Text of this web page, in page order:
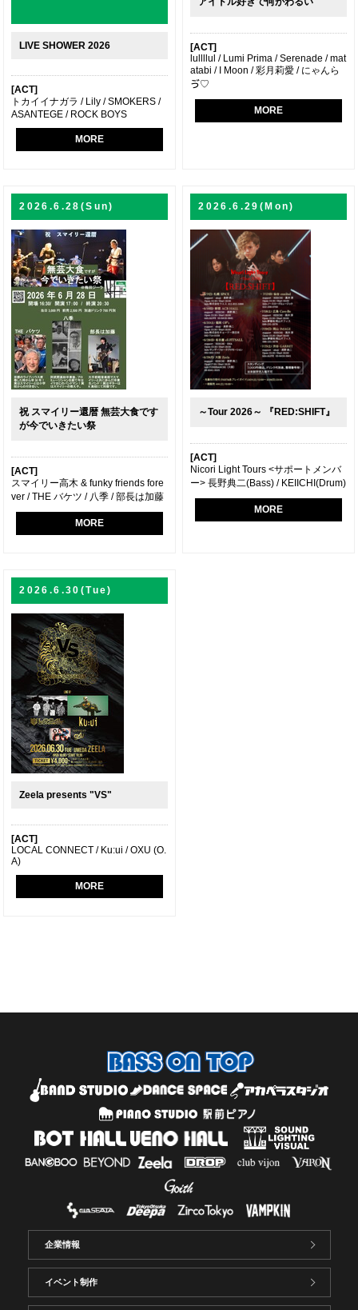
LIVE SHOWER 2026
[ACT]
トカイイナガラ / Lily / SMOKERS /
ASANTEGE / ROCK BOYS
MORE
[ACT]
lullllul / Lumi Prima / Serenade / mat
atabi / I Moon / 彩月莉愛 / にゃんら
ゔ♡
MORE
2026.6.28(Sun)
祝 スマイリー還暦 無芸大食です
が今でいきたい祭
[ACT]
スマイリー高木 & funky friends fore
ver / THE バケツ / 八季 / 部長は加藤
MORE
2026.6.29(Mon)
～Tour 2026～ 『RED:SHIFT』
[ACT]
Nicori Light Tours <サポートメンバ
ー> 長野典二(Bass) / KEIICHI(Drum)
MORE
2026.6.30(Tue)
Zeela presents "VS"
[ACT]
LOCAL CONNECT / Ku:ui / OXU (O.
A)
MORE
企業情報
イベント制作